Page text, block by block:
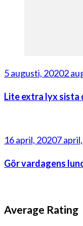
5 augusti, 20202
Lite extra lyx sista
16 april, 20207
Gör vardagens
Average Rating